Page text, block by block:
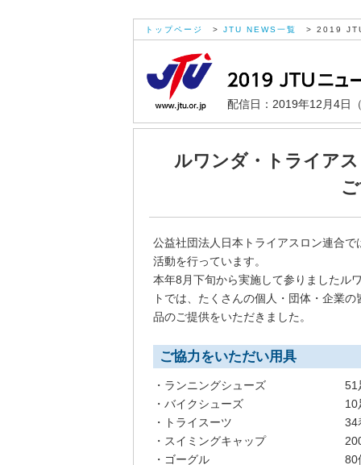
トップページ > JTU NEWS一覧 > 2019
配信日：2019年12月4日
ルワンダ・トライア
公益社団法人日本トライアスロン連合
活動を行っています。
本年8月下旬から実施して参りましたル
トでは、たくさんの個人・団体・企業
品のご提供をいただきました。
ご協力をいただい用具
・ランニングシューズ 51
・バイクシューズ 10
・トライスーツ 34
・スイミングキャップ 200
・ゴーグル 80